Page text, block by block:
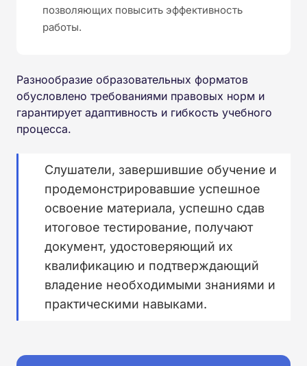
позволяющих повысить эффективность
работы.
Разнообразие образовательных форматов
обусловлено требованиями правовых норм и
гарантирует адаптивность и гибкость учебного
процесса.
Слушатели, завершившие обучение и
продемонстрировавшие успешное
освоение материала, успешно сдав
итоговое тестирование, получают
документ, удостоверяющий их
квалификацию и подтверждающий
владение необходимыми знаниями и
практическими навыками.